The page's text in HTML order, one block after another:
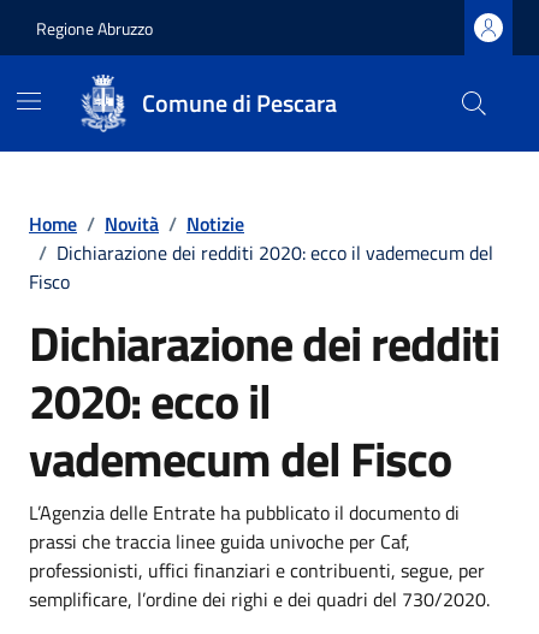
Regione Abruzzo
Comune di Pescara
Home / Novità / Notizie
/ Dichiarazione dei redditi 2020: ecco il vademecum del
Fisco
Dichiarazione dei redditi
2020: ecco il
vademecum del Fisco
Dettagli della notizia
L’Agenzia delle Entrate ha pubblicato il documento di
prassi che traccia linee guida univoche per Caf,
professionisti, uffici finanziari e contribuenti, segue, per
semplificare, l’ordine dei righi e dei quadri del 730/2020.